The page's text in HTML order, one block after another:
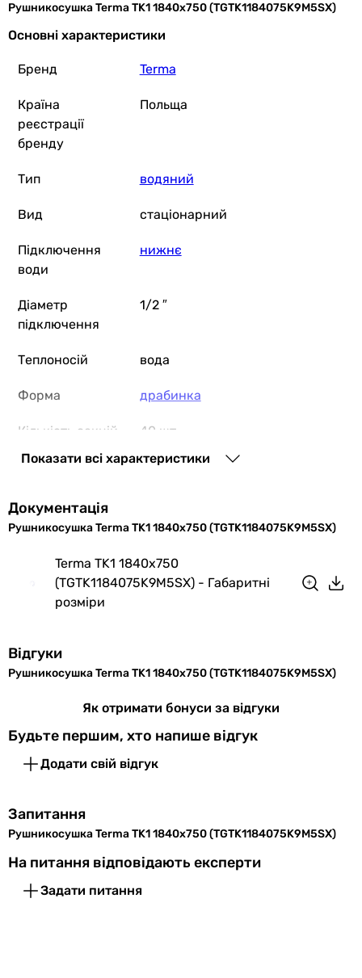
Рушникосушка Terma TK1 1840x750 (TGTK1184075K9M5SX)
Основні характеристики
Бренд Terma
Країна
реєстрації
бренду
Польща
Тип водяний
Вид стаціонарний
Підключення
води
нижнє
Діаметр
підключення
1/2 ″
Теплоносій вода
Форма драбинка
Кількість секцій 40 шт
Профіль труби кругла
Розташування
рушникосушки
Монтаж настінний
Виробництво Польща
Матеріал
тільки для індивідуального
опалення
Колекції
Висота 1840 мм
Ширина 750 мм
Міжосьова
710 мм
Показати всі характеристики
Документація
Рушникосушка Terma TK1 1840x750 (TGTK1184075K9M5SX)
Terma TK1 1840x750
(TGTK1184075K9M5SX) - Габаритні
розміри
Відгуки
Рушникосушка Terma TK1 1840x750 (TGTK1184075K9M5SX)
Як отримати бонуси за відгуки
Будьте першим, хто напише відгук
Додати свій відгук
Запитання
Рушникосушка Terma TK1 1840x750 (TGTK1184075K9M5SX)
На питання відповідають експерти
Задати питання